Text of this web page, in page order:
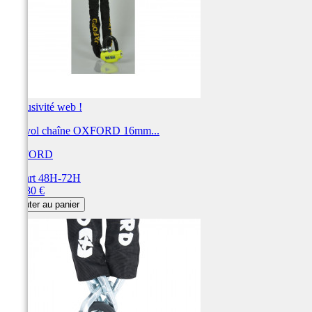
Exclusivité web !
Antivol chaîne OXFORD 16mm...
OXFORD
Départ 48H-72H
193,80 €
Ajouter au panier